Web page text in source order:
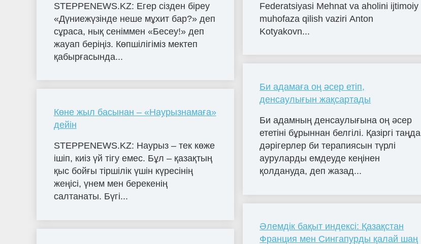
STEPPENEWS.KZ: Егер сізден біреу
«Дүниежүзінде неше мұхит бар?» деп
сұраса, нық сеніммен «Бесеу!» деп
жауап беріңіз. Көпшілігіміз мектеп
қабырғасында...
Көне жыл басынан – «Наурызнамаға»
дейін
STEPPENEWS.KZ: Наурыз – тек көже
ішіп, киіз үй тігу емес. Бұл – қазақтың
қыс бойғы тіршілік үшін күресінің
жеңісі, үнем мен берекенің
салтанаты. Бүгі...
Federatsiyasi Mehnat va aholini ijtimoiy
muhofaza qilish vaziri Anton
Kotyakovn...
Би адамаға оң әсер етіп,
денсаулығын жақсартады
Би адамның денсаулығына оң әсер
ететіні бұрыннан белгілі. Қазіргі таңда
дәрігерлер би терапиясын түрлі
ауруларды емдеуде кеңінен
қолдануда, деп жазад...
Әлемдік бақыт индексі: Қазақстан
Франция мен Сингапурды қалай шаң